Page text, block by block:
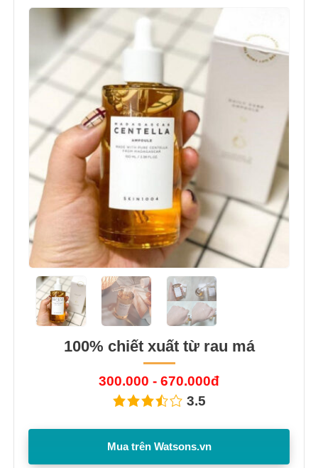
100% chiết xuất từ rau má
300.000 - 670.000đ
3.5
Mua trên Watsons.vn